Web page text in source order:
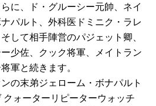
に、ド・グルーシー元帥、ネイ
パルト、外科医ドミニク・ラレ
して相手陣営のパジェット卿、
少佐、クック将軍、メイトラン
軍と続きます。
の末弟ジェローム・ボナパルト
ォーターリピーターウォッチ